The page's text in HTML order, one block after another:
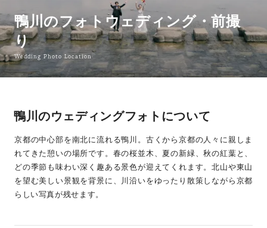
鴨川のフォトウェディング・前撮
り
Wedding Photo Location
鴨川のウェディングフォトについて
京都の中心部を南北に流れる鴨川。古くから京都の人々に親しま
れてきた憩いの場所です。春の桜並木、夏の新緑、秋の紅葉と、
どの季節も味わい深く趣ある景色が迎えてくれます。北山や東山
を望む美しい景観を背景に、川沿いをゆったり散策しながら京都
らしい写真が残せます。